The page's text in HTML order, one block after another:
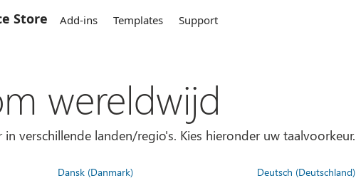
Store Add-ins Templates Support
wereldwijd
verschillende landen/regio's. Kies hieronder uw taalvoorkeur.
Dansk (Danmark) Deutsch (Deutschland)